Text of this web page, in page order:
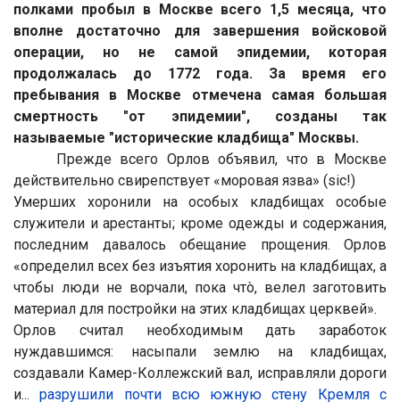
полками пробыл в Москве всего 1,5 месяца, что
вполне достаточно для завершения войсковой
операции, но не самой эпидемии, которая
продолжалась до 1772 года. За время его
пребывания в Москве отмечена самая большая
смертность "от эпидемии", созданы так
называемые "исторические кладбища" Москвы.
Прежде всего Орлов объявил, что в Москве
действительно свирепствует «моровая язва» (sic!)
Умерших хоронили на особых кладбищах особые
служители и арестанты; кроме одежды и содержания,
последним давалось обещание прощения. Орлов
«определил всех без изъятия хоронить на кладбищах, а
чтобы люди не ворчали, пока чтò, велел заготовить
материал для постройки на этих кладбищах церквей».
Орлов считал необходимым дать заработок
нуждавшимся: насыпали землю на кладбищах,
создавали Камер-Коллежский вал, исправляли дороги
и...разрушили почти всю южную стену Кремля с